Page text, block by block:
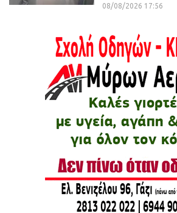
08/08/2026 17:56